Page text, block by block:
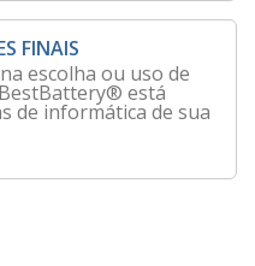
FINAIS
escolha ou uso de
está
de informática de sua